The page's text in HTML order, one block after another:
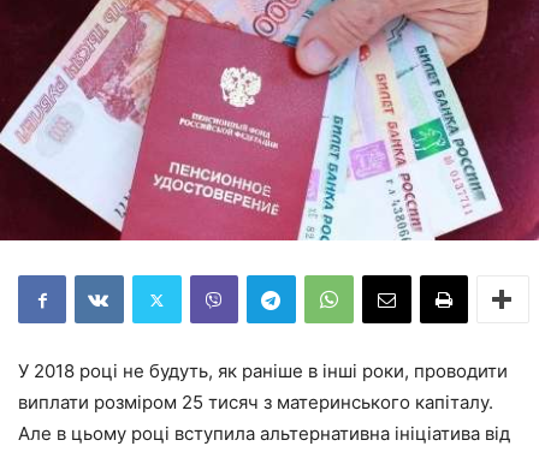
У 2018 році не будуть, як раніше в інші роки, проводити
виплати розміром 25 тисяч з материнського капіталу.
Але в цьому році вступила альтернативна ініціатива від